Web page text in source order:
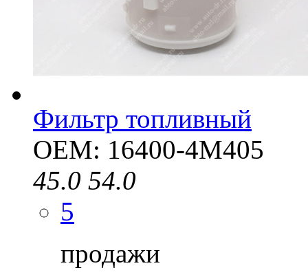
Фильтр топливный
OEM: 16400-4M405
45.0 54.0
5
продажи